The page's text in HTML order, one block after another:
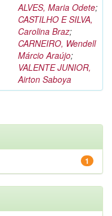
ALVES, Maria Odete;
CASTILHO E SILVA,
Carolina Braz;
CARNEIRO, Wendell
Márcio Araújo;
VALENTE JUNIOR,
Airton Saboya
1